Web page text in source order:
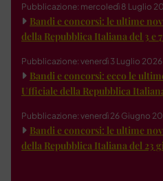
Pubblicazione: mercoledì 8 Luglio
Bandi e concorsi: le ultime
della Repubblica Italiana del 3 e
Pubblicazione: venerdì 3 Luglio 2026
Bandi e concorsi: ecco le
Ufficiale della Repubblica
Pubblicazione: venerdì 26 Giugno
Bandi e concorsi: le ultime
della Repubblica Italiana del 23